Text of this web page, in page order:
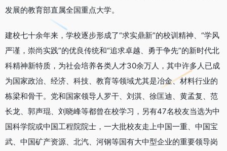
发展的教育部直属全国重点大学。
建校七十余年来，学校逐步形成了“求实鼎新”的校训精神、“学风
严谨，崇尚实践”的优良传统和“追求卓越、勇于争先”的新时代北
科精神新特质，为社会培养各类人才30余万人，其中许多人已成
为国家政治、经济、科技、教育等领域尤其是冶金、材料行业的
栋梁和骨干。党和国家领导人罗干、刘淇、徐匡迪、黄孟复、范
长龙、郭声琨、刘晓峰等都曾在校学习，另有47名校友当选为中
国科学院或中国工程院院士，一大批校友走上中国一重、中国宝
武、中国矿产资源、北汽、河钢等国有大中型企业的重要领导岗